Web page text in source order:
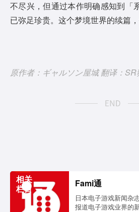
不尽兴，但通过本作明确感知到「
已弥足珍贵。这个梦境世界的续篇，
原作者：ギャルソン屋城 翻译：
相关
栏目
Fami通
日本电子游戏新闻杂
报道电子游戏业界的新